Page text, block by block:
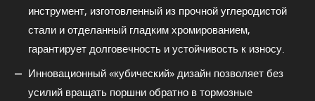
инструмент, изготовленный из прочной углеродистой
стали и отделанный гладким хромированием,
гарантирует долговечность и устойчивость к износу.
Инновационный «кубический» дизайн позволяет без
усилий вращать поршни обратно в тормозные